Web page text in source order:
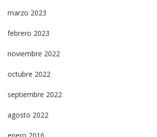
marzo 2023
febrero 2023
noviembre 2022
octubre 2022
septiembre 2022
agosto 2022